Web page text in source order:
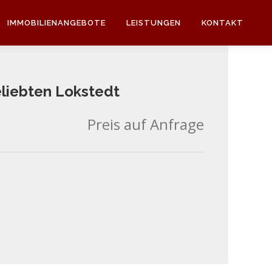
IMMOBILIENANGEBOTE LEISTUNGEN KONTAKT
Lokstedt
Preis auf Anfrage